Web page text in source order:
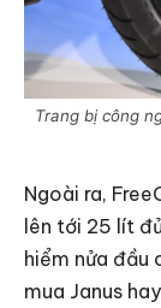
Trang bị công
Ngoài ra,
lên tới 25 lít
hiểm nửa đầu
mua Janus